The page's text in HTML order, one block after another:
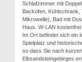
Schlafzimmer mit
Backofen,
Mikrowelle), Bad mit
Haus. W-LAN kostenfrei
Im Ort befindet sich ein
Spielplatz und
so dass Sie nach
Elbsandsteingebirges